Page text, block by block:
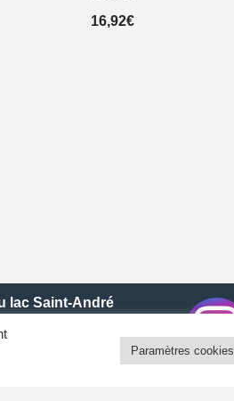
16,92€
lac Saint-André
du-Lac Paramètres cookies